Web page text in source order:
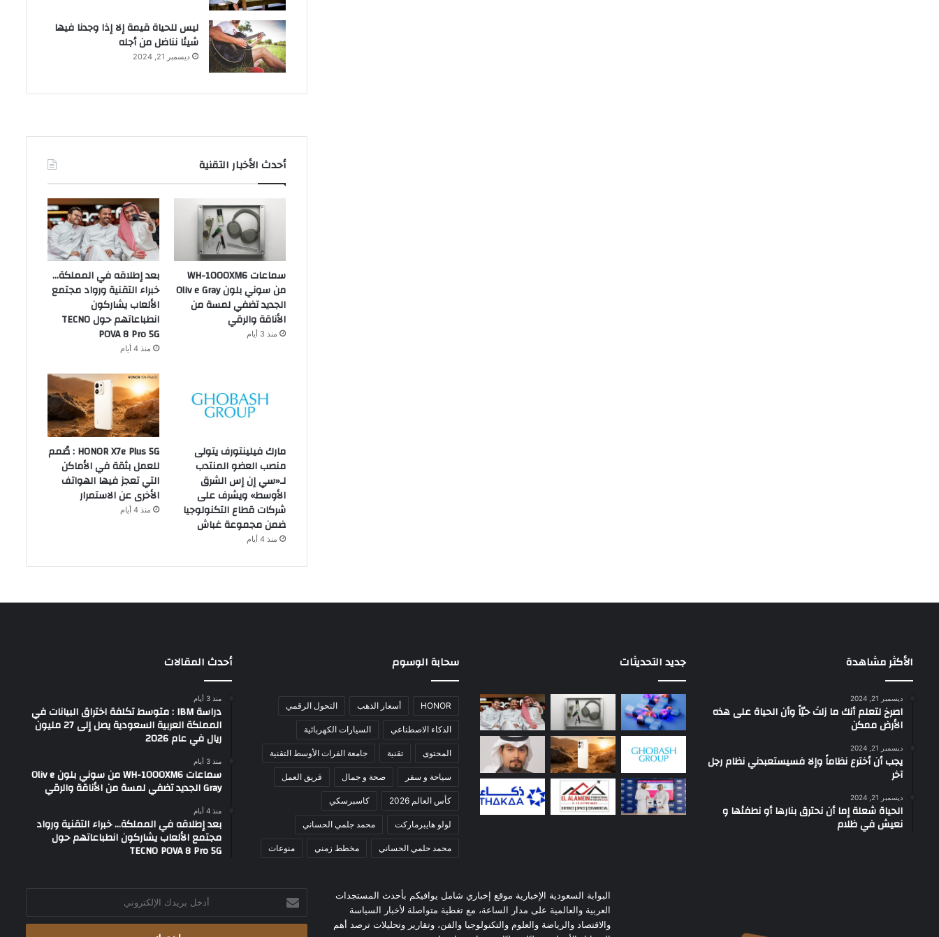
ليس للحياة قيمة إلا إذا وجدنا فيها
شيئا نناضل من أجله
ديسمبر 21, 2024
أحدث الأخبار التقنية
سماعات WH-1000XM6
من سوني بلون Oliv e Gray
الجديد تضفي لمسة من
الأناقة والرقي
منذ 3 أيام
بعد إطلاقه في المملكة…
خبراء التقنية ورواد مجتمع
الألعاب يشاركون
انطباعاتهم حول TECNO
POVA 8 Pro 5G
منذ 4 أيام
مارك فيلينتورف يتولى
منصب العضو المنتدب
لـ«سي إن إس الشرق
الأوسط» ويشرف على
شركات قطاع التكنولوجيا
ضمن مجموعة غباش
منذ 4 أيام
HONOR X7e Plus 5G : صُمم
للعمل بثقة في الأماكن
التي تعجز فيها الهواتف
الأخرى عن الاستمرار
منذ 4 أيام
الأكثر مشاهدة
ديسمبر 21, 2024
‫اصرخ لتعلم أنك ما زلتَ حيّاً وأن الحياة على هذه
الأرض ممكن
ديسمبر 21, 2024
يجب أن أخترع نظاماً وإلا فسيستعبدني نظام رجل
آخر
ديسمبر 21, 2024
الحياة شعلة إما أن نحترق بنارها أو نطفئها و
نعيش في ظلام
جديد التحديثات سحابة الوسوم
HONOR أسعار الذهب التحول الرقمي
الذكاء الاصطناعي السيارات الكهربائية
المحتوى تقنية جامعة الفرات الأوسط التقنية
سياحة و سفر صحة و جمال فريق العمل
كأس العالم 2026 كاسبرسكي
لولو هايبرماركت محمد جلمي الحساني
محمد حلمي الحساني مخطط زمني منوعات
أحدث المقالات
منذ 3 أيام
دراسة IBM : متوسط تكلفة اختراق البيانات في
المملكة العربية السعودية يصل إلى 27 مليون
ريال في عام 2026
منذ 3 أيام
سماعات WH-1000XM6 من سوني بلون Oliv e
Gray الجديد تضفي لمسة من الأناقة والرقي
منذ 4 أيام
بعد إطلاقه في المملكة… خبراء التقنية ورواد
مجتمع الألعاب يشاركون انطباعاتهم حول
TECNO POVA 8 Pro 5G
البوابة السعودية الإخبارية موقع إخباري شامل يوافيكم بأحدث المستجدات
العربية والعالمية على مدار الساعة، مع تغطية متواصلة لأخبار السياسة
والاقتصاد والرياضة والعلوم والتكنولوجيا والفن، وتقارير وتحليلات ترصد أهم
بريدك
الإلكتروني